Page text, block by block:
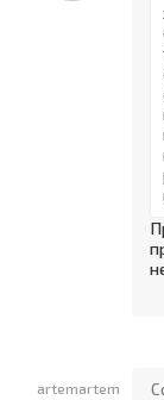
artemartem